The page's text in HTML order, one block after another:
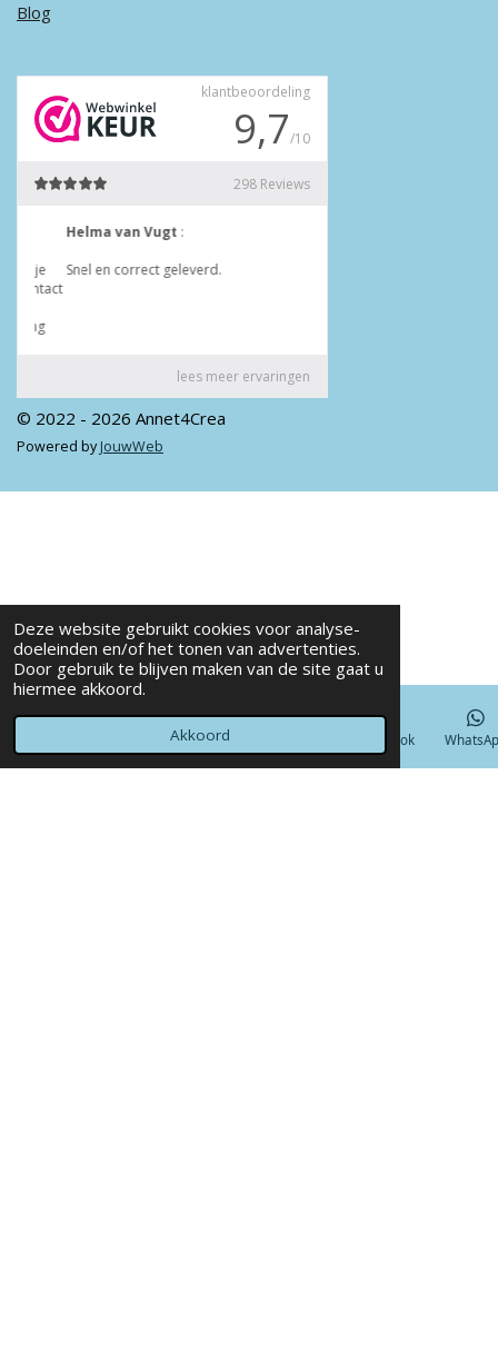
Deze website gebruikt cookies voor analyse-
doeleinden en/of het tonen van advertenties.
Door gebruik te blijven maken van de site gaat u
hiermee akkoord.
Akkoord
Blog
© 2022 - 2026 Annet4Crea
Powered by JouwWeb
Telefoonnummer Facebook